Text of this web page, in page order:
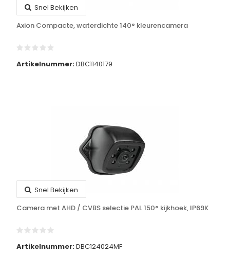
Snel Bekijken
Axion Compacte, waterdichte 140° kleurencamera
Artikelnummer:DBC1140179
Snel Bekijken
Camera met AHD / CVBS selectie PAL 150° kijkhoek, IP69K
Artikelnummer:DBC124024MF